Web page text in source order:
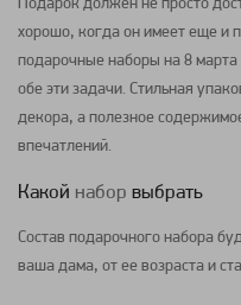
Подарок должен не просто
хорошо, когда он имеет еще и
подарочные наборы на 8 марта
обе эти задачи. Стильная
декора, а полезное
впечатлений.
Какой набор выбрать
Состав подарочного набора
ваша дама, от ее возраста и